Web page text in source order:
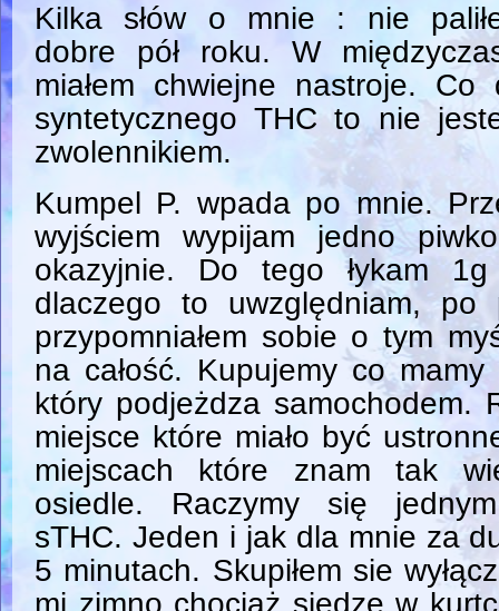
Kilka słów o mnie : nie
dobre pół roku. W
miałem chwiejne nastroje. Co
syntetycznego THC to nie
zwolennikiem.
Kumpel P. wpada po mnie.
wyjściem wypijam jedno
okazyjnie. Do tego łykam
dlaczego to uwzględniam, po
przypomniałem sobie o tym
na całość. Kupujemy co
który podjeżdza samochodem.
miejsce które miało być
miejscach które znam tak
osiedle. Raczymy się
sTHC. Jeden i jak dla mnie za
5 minutach. Skupiłem sie
mi zimno chociaż siedze w